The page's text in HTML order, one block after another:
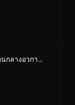
ตอนที่ 55 บ่อน้ำร้อนกลางอวกาศของชิชูกะ